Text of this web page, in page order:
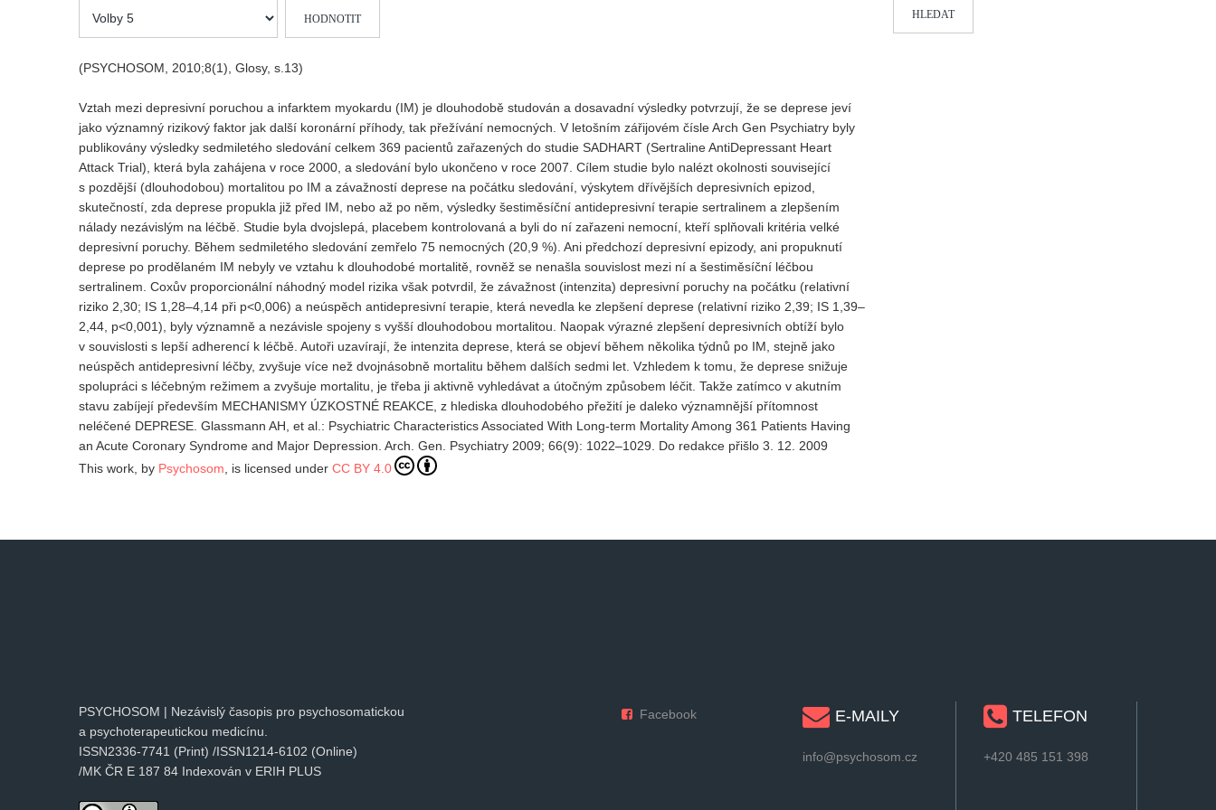
Vydání 1/ 2021
Vydání 3-4/ 2020
Vydání 1-2/ 2020
Vydání 3-4/ 2019
Vydání 1-2/ 2019
Vydání 4/2018
Vydání 2-3/2018
Vydání 1-2018
Vydání 4-2017
Vydání 3-2017
Vydání 2-2017
Vydání 1-2017
Vydání 4-2016
prosím
(PSYCHOSOM, 2010;8(1), Glosy, s.13)
Vztah mezi depresivní poruchou a infarktem myokardu (IM) je dlouhodobě studován a dosavadní výsledky potvrzují, že se deprese jeví
jako významný rizikový faktor jak další koronární příhody, tak přežívání nemocných. V letošním zářijovém čísle Arch Gen Psychiatry byly
publikovány výsledky sedmiletého sledování celkem 369 pacientů zařazených do studie SADHART (Sertraline AntiDepressant Heart
Attack Trial), která byla zahájena v roce 2000, a sledování bylo ukončeno v roce 2007. Cílem studie bylo nalézt okolnosti související
s pozdější (dlouhodobou) mortalitou po IM a závažností deprese na počátku sledování, výskytem dřívějších depresivních epizod,
skutečností, zda deprese propukla již před IM, nebo až po něm, výsledky šestiměsíční antidepresivní terapie sertralinem a zlepšením
nálady nezávislým na léčbě. Studie byla dvojslepá, placebem kontrolovaná a byli do ní zařazeni nemocní, kteří splňovali kritéria velké
depresivní poruchy. Během sedmiletého sledování zemřelo 75 nemocných (20,9 %). Ani předchozí depresivní epizody, ani propuknutí
deprese po prodělaném IM nebyly ve vztahu k dlouhodobé mortalitě, rovněž se nenašla souvislost mezi ní a šestiměsíční léčbou
sertralinem. Coxův proporcionální náhodný model rizika však potvrdil, že závažnost (intenzita) depresivní poruchy na počátku (relativní
riziko 2,30; IS 1,28–4,14 při p<0,006) a neúspěch antidepresivní terapie, která nevedla ke zlepšení deprese (relativní riziko 2,39; IS 1,39–
2,44, p<0,001), byly významně a nezávisle spojeny s vyšší dlouhodobou mortalitou. Naopak výrazné zlepšení depresivních obtíží bylo
v souvislosti s lepší adherencí k léčbě. Autoři uzavírají, že intenzita deprese, která se objeví během několika týdnů po IM, stejně jako
neúspěch antidepresivní léčby, zvyšuje více než dvojnásobně mortalitu během dalších sedmi let. Vzhledem k tomu, že deprese snižuje
spolupráci s léčebným režimem a zvyšuje mortalitu, je třeba ji aktivně vyhledávat a útočným způsobem léčit. Takže zatímco v akutním
stavu zabíjejí především MECHANISMY ÚZKOSTNÉ REAKCE, z hlediska dlouhodobého přežití je daleko významnější přítomnost
neléčené DEPRESE. Glassmann AH, et al.: Psychiatric Characteristics Associated With Long-term Mortality Among 361 Patients Having
an Acute Coronary Syndrome and Major Depression. Arch. Gen. Psychiatry 2009; 66(9): 1022–1029. Do redakce přišlo 3. 12. 2009
This work, by Psychosom , is licensed under CC BY 4.0
HLEDAT
PSYCHOSOM | Nezávislý časopis pro psychosomatickou
a psychoterapeutickou medicínu.
ISSN2336-7741 (Print) /ISSN1214-6102 (Online)
/MK ČR E 187 84 Indexován v ERIH PLUS
TELEFON
+420 485 151 398
E-MAILY
info@psychosom.cz
Facebook